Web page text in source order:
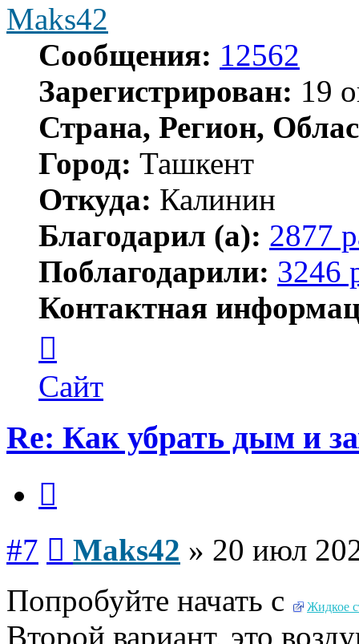
Maks42
Сообщения: 12562
Зарегистрирован: 19
Страна, Регион,
Город: Ташкент
Откуда: Калинин
Благодарил (а): 2877
Поблагодарили: 3246
Контактная
пользователя
Maks42
Сайт
Re: Как убрать дым и
#7 Maks42 » 20 июл
Попробуйте начать с
Жидкое
Второй вариант, это